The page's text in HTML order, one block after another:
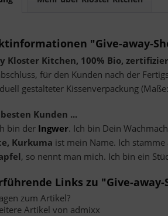
"Give-away-
Kloster Kitchen, 100% Bio,
für den Kunden nach der
gestalteter Kissenverpackung
Kunden ...
bin der Ingwer. Ich bin Dein
Kurkuma ist mein Name. Ich
, so nennt man mich. Ich bin ein
Links zu "Give-away-
zum Artikel?
Artikel von admixx